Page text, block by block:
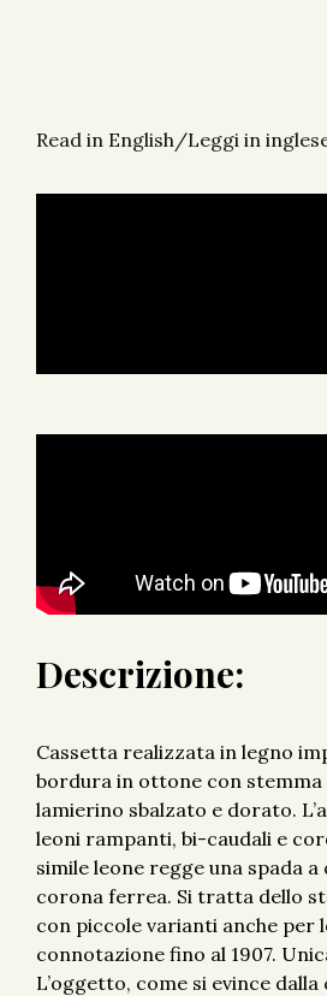
Read in English/Leggi in
Descrizione:
Cassetta realizzata in legno
bordura in ottone con
lamierino sbalzato e dorato.
leoni rampanti, bi-caudali e
simile leone regge una spada
corona ferrea. Si tratta dello
con piccole varianti anche per
connotazione fino al 1907.
L’oggetto, come si evince